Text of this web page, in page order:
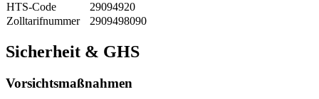
HTS-Code
29094920
Zolltarifnummer
2909498090
Sicherheit & GHS
Vorsichtsmaßnahmen